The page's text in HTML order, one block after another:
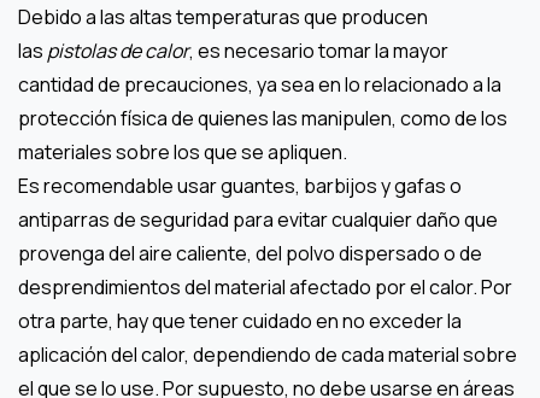
Debido a las altas temperaturas que producen
las pistolas de calor, es necesario tomar la mayor
cantidad de precauciones, ya sea en lo relacionado a la
protección física de quienes las manipulen, como de los
materiales sobre los que se apliquen.
Es recomendable usar guantes, barbijos y gafas o
antiparras de seguridad para evitar cualquier daño que
provenga del aire caliente, del polvo dispersado o de
desprendimientos del material afectado por el calor. Por
otra parte, hay que tener cuidado en no exceder la
aplicación del calor, dependiendo de cada material sobre
el que se lo use. Por supuesto, no debe usarse en áreas